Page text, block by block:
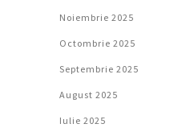
Noiembrie 2025
Octombrie 2025
Septembrie 2025
August 2025
Iulie 2025